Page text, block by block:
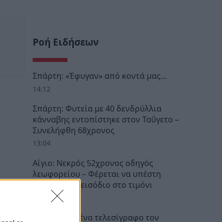
Ροή Ειδήσεων
Σπάρτη: «Έφυγαν» από κοντά μας…
14:12
Σπάρτη: Φυτεία με 40 δενδρύλλια
κάνναβης εντοπίστηκε στον Ταΰγετο –
Συνελήφθη 68χρονος
13:04
Αίγιο: Νεκρός 52χρονος οδηγός
λεωφορείου – Φέρεται να υπέστη
καρδιακό επεισόδιο στο τιμόνι
Αθήνα: Πως ένα τελεσίγραφο τον